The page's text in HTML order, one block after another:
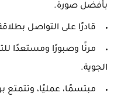
بأفضل صورة.
قادرًا على التواصل بطلاقة
مرنًا وصبورًا ومستعدًا
الجوية.
مبتسمًا، عمليًا، وتتمتع